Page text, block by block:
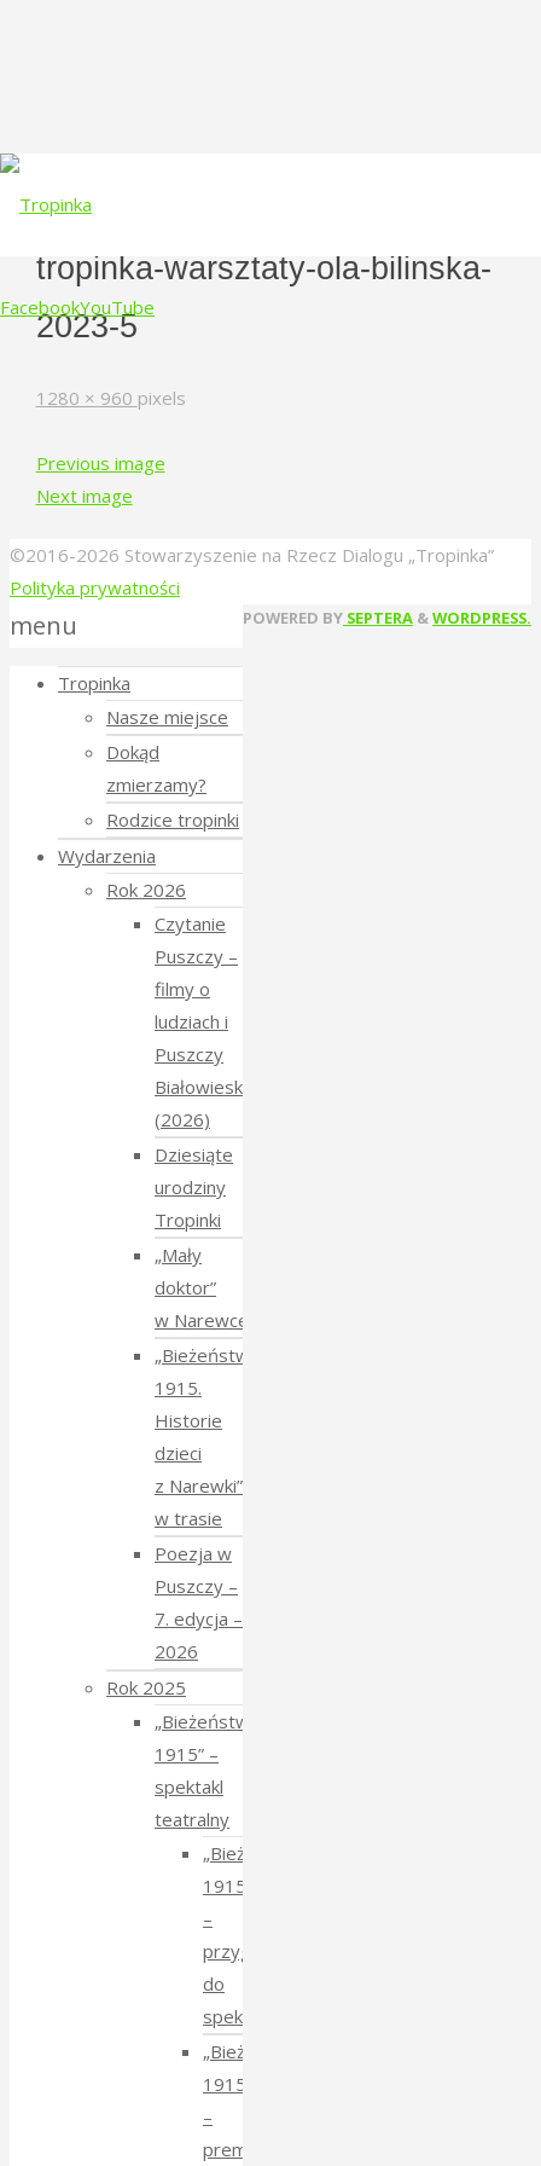
FacebookYouTube
tropinka-warsztaty-ola-bilinska-
2023-5
Full
1280 × 960 pixels
Previous image
Next image
©2016-2026 Stowarzyszenie na Rzecz Dialogu „Tropinka”
Polityka prywatności
POWERED BY SEPTERA &WORDPRESS.
Back
Top
menu
Tropinka
Nasze miejsce
Dokąd
zmierzamy?
Rodzice tropinki
Wydarzenia
Rok 2026
Czytanie
Puszczy –
filmy o
ludziach i
Puszczy
Białowieskiej
(2026)
Dziesiąte
urodziny
Tropinki
„Mały
doktor”
w Narewce
„Bieżeństwo
1915.
Historie
dzieci
z Narewki”
w trasie
Poezja w
Puszczy –
7. edycja –
2026
Rok 2025
„Bieżeństwo
1915” –
spektakl
teatralny
„Bieżeństwo
1915”
–
przygotowania
do
spektaklu
„Bieżeństwo
1915”
–
premiera